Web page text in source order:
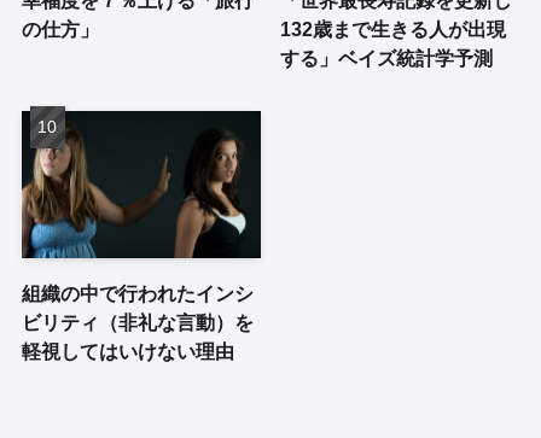
の仕方」
132歳まで生きる人が出現
する」ベイズ統計学予測
組織の中で行われたインシ
ビリティ（非礼な言動）を
軽視してはいけない理由